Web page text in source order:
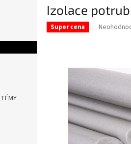
Izolace
Super cena
Průměrné
z
hvězdiček.